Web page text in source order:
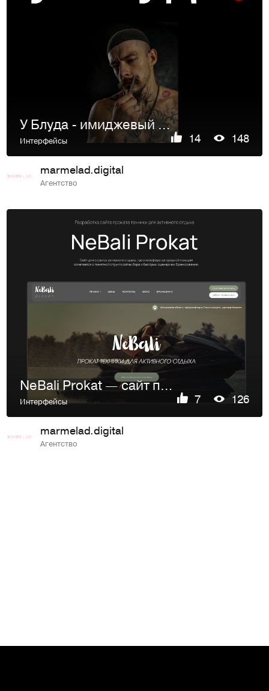
У Блуда - имиджевый сайт для барбершопа
Интерфейсы 14 148
marmelad.digital
Агентство
NeBali Prokat — сайт проката техники для активного отдыха
Интерфейсы 7 126
marmelad.digital
Агентство